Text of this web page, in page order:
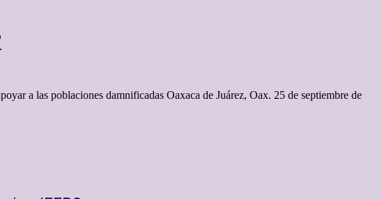
a las poblaciones damnificadas Oaxaca de Juárez, Oax. 25 de septiembre de